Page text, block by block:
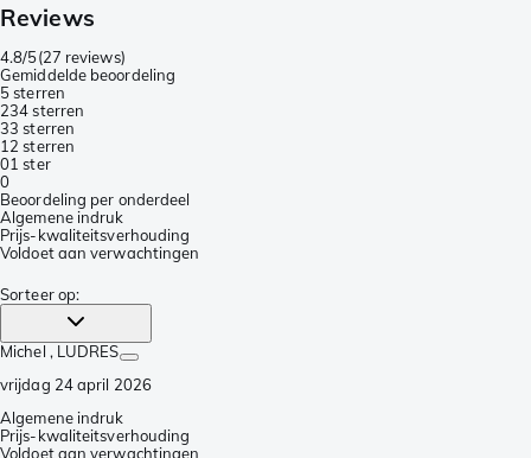
Reviews
4.8/5(27 reviews)
Gemiddelde beoordeling
5 sterren
234 sterren
33 sterren
1 2 sterren
01 ster
0
Beoordeling per onderdeel
Algemene indruk
Prijs-kwaliteitsverhouding
Voldoet aan verwachtingen
Sorteer op:
Michel , LUDRES
vrijdag 24 april 2026
Algemene indruk
Prijs-kwaliteitsverhouding
Voldoet aan verwachtingen